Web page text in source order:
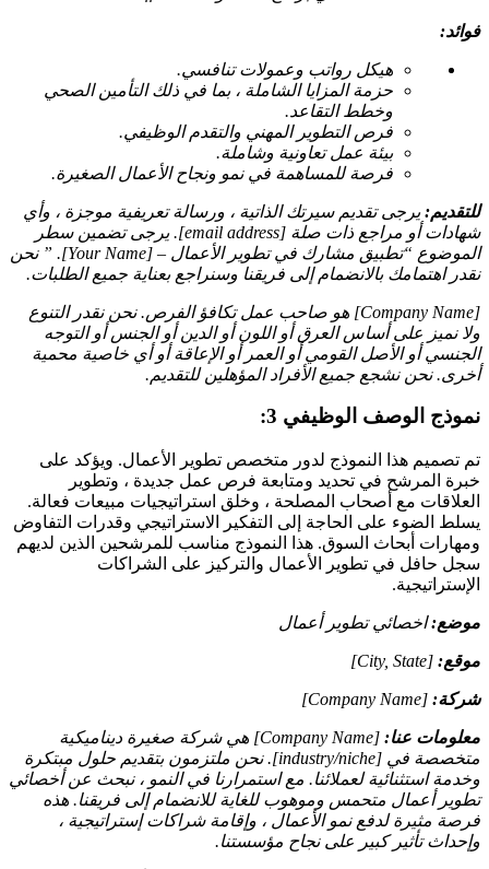
فوائد:
هيكل رواتب وعمولات تنافسي.
حزمة المزايا الشاملة ، بما في ذلك التأمين الصحي
وخطط التقاعد.
فرص التطوير المهني والتقدم الوظيفي.
بيئة عمل تعاونية وشاملة.
فرصة للمساهمة في نمو ونجاح الأعمال الصغيرة.
للتقديم:يرجى تقديم سيرتك الذاتية ، ورسالة تعريفية موجزة ، وأي
شهادات أو مراجع ذات صلة [email address]. يرجى تضمين سطر
الموضوع “تطبيق مشارك في تطوير الأعمال – [Your Name]. ” نحن
نقدر اهتمامك بالانضمام إلى فريقنا وسنراجع بعناية جميع الطلبات.
[Company Name] هو صاحب عمل تكافؤ الفرص. نحن نقدر التنوع
ولا نميز على أساس العرق أو اللون أو الدين أو الجنس أو التوجه
الجنسي أو الأصل القومي أو العمر أو الإعاقة أو أي خاصية محمية
أخرى. نحن نشجع جميع الأفراد المؤهلين للتقديم.
نموذج الوصف الوظيفي 3:
تم تصميم هذا النموذج لدور متخصص تطوير الأعمال. ويؤكد على
خبرة المرشح في تحديد ومتابعة فرص عمل جديدة ، وتطوير
العلاقات مع أصحاب المصلحة ، وخلق استراتيجيات مبيعات فعالة.
يسلط الضوء على الحاجة إلى التفكير الاستراتيجي وقدرات التفاوض
ومهارات أبحاث السوق. هذا النموذج مناسب للمرشحين الذين لديهم
سجل حافل في تطوير الأعمال والتركيز على الشراكات
الإستراتيجية.
موضع:اخصائي تطوير أعمال
موقع: [City, State]
شركة: [Company Name]
معلومات عنا:
[Company Name] هي شركة صغيرة ديناميكية
متخصصة في [industry/niche]. نحن ملتزمون بتقديم حلول مبتكرة
وخدمة استثنائية لعملائنا. مع استمرارنا في النمو ، نبحث عن أخصائي
تطوير أعمال متحمس وموهوب للغاية للانضمام إلى فريقنا. هذه
فرصة مثيرة لدفع نمو الأعمال ، وإقامة شراكات إستراتيجية ،
وإحداث تأثير كبير على نجاح مؤسستنا.